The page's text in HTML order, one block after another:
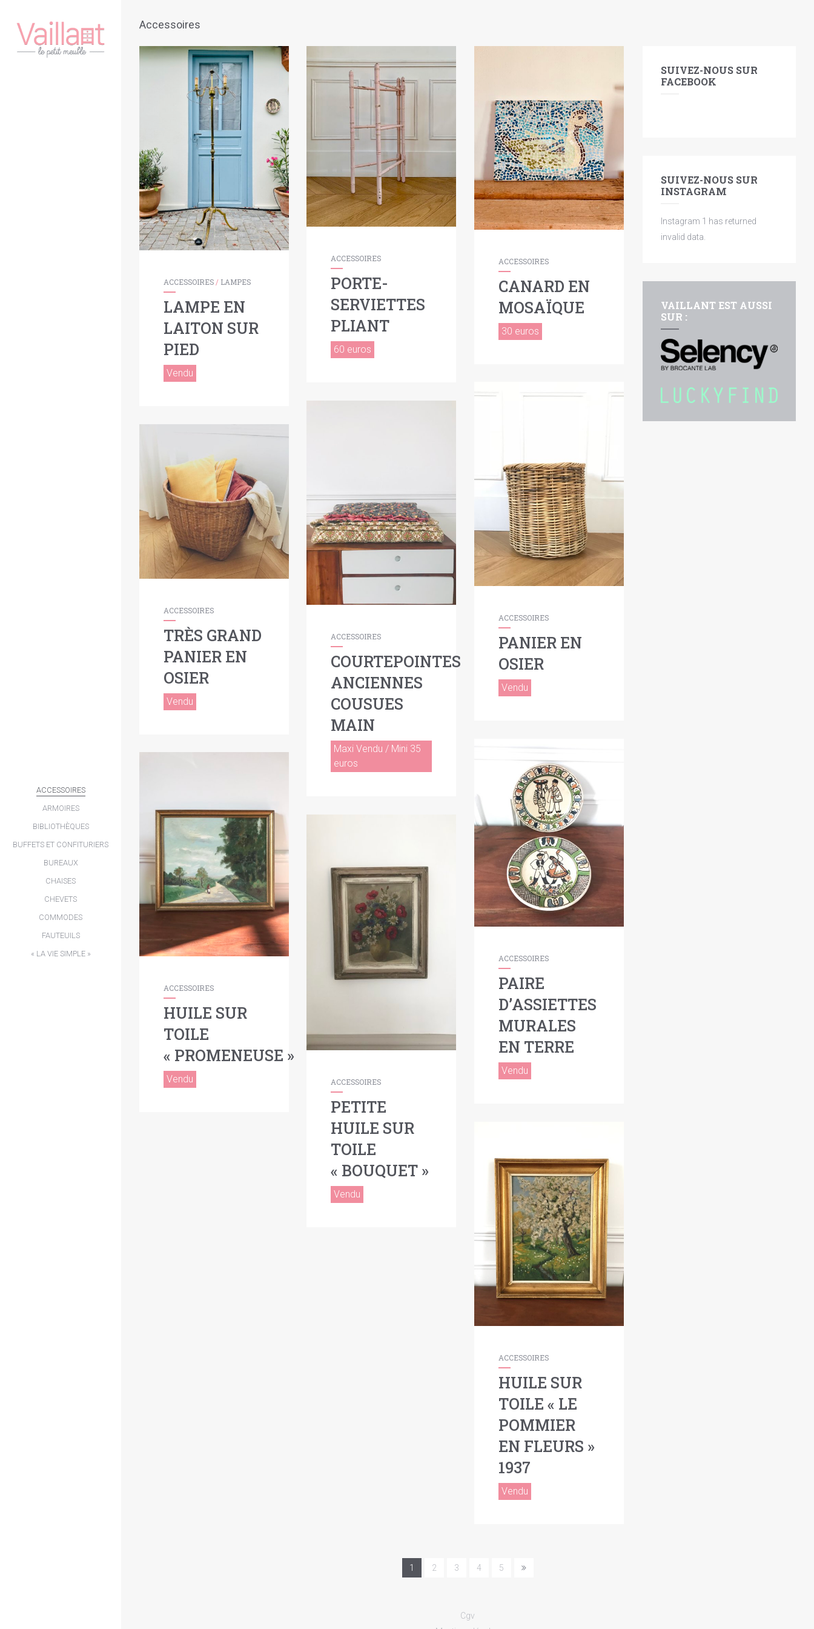
ACCESSOIRES
ARMOIRES
BIBLIOTHÈQUES
BUFFETS ET CONFITURIERS
BUREAUX
CHAISES
CHEVETS
COMMODES
FAUTEUILS
« LA VIE SIMPLE »
Accessoires
ACCESSOIRES / LAMPES
LAMPE EN
LAITON SUR
PIED
Vendu
ACCESSOIRES
PORTE-
SERVIETTES
PLIANT
60 euros
ACCESSOIRES
CANARD EN
MOSAÏQUE
30 euros
ACCESSOIRES
PANIER EN
OSIER
Vendu
ACCESSOIRES
COURTEPOINTES
ANCIENNES
COUSUES
MAIN
Maxi Vendu / Mini 35
euros
ACCESSOIRES
TRÈS GRAND
PANIER EN
OSIER
Vendu
ACCESSOIRES
PAIRE
D’ASSIETTES
MURALES
EN TERRE
Vendu
ACCESSOIRES
HUILE SUR
TOILE
« PROMENEUSE »
Vendu ACCESSOIRES
PETITE
HUILE SUR
TOILE
« BOUQUET »
Vendu
ACCESSOIRES
HUILE SUR
TOILE « LE
POMMIER
EN FLEURS »
1937
Vendu
SUIVEZ-NOUS SUR
FACEBOOK
SUIVEZ-NOUS SUR
INSTAGRAM
Instagram 1 has returned
invalid data.
VAILLANT EST AUSSI
SUR :
1 2 3 4 5
Cgv